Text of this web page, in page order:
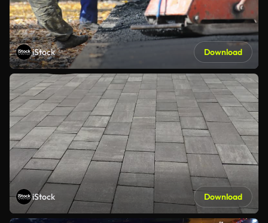
iStock Download
iStock Download